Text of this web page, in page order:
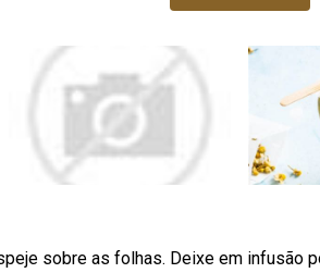
sobre as folhas. Deixe em infusão